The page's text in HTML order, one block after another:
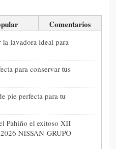
Comentarios
la lavadora ideal para
para conservar tus
pie perfecta para tu
Pahiño el exitoso XII
NISSAN-GRUPO